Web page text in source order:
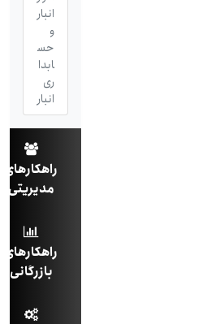
انبار
حس
ابدا
ری
انبار
راهکارهای
مدیریتی
راهکارهای
بازرگانی